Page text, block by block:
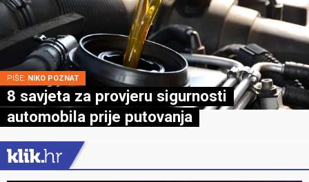
PIŠE: NIKO POZNAT
8 savjeta za provjeru sigurnosti
automobila prije putovanja